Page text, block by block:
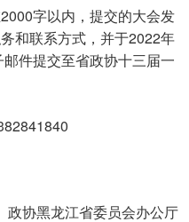
2000字以内，提交的大会发
和联系方式，并于2022年
件提交至省政协十三届一
政协黑龙江省委员会办公厅